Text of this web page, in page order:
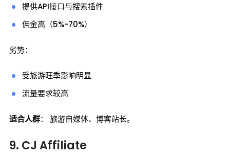
提供API接口与搜索插件
佣金高（5%-70%）
劣势：
受旅游旺季影响明显
流量要求较高
适合人群： 旅游自媒体、博客站长。
9. CJ Affiliate